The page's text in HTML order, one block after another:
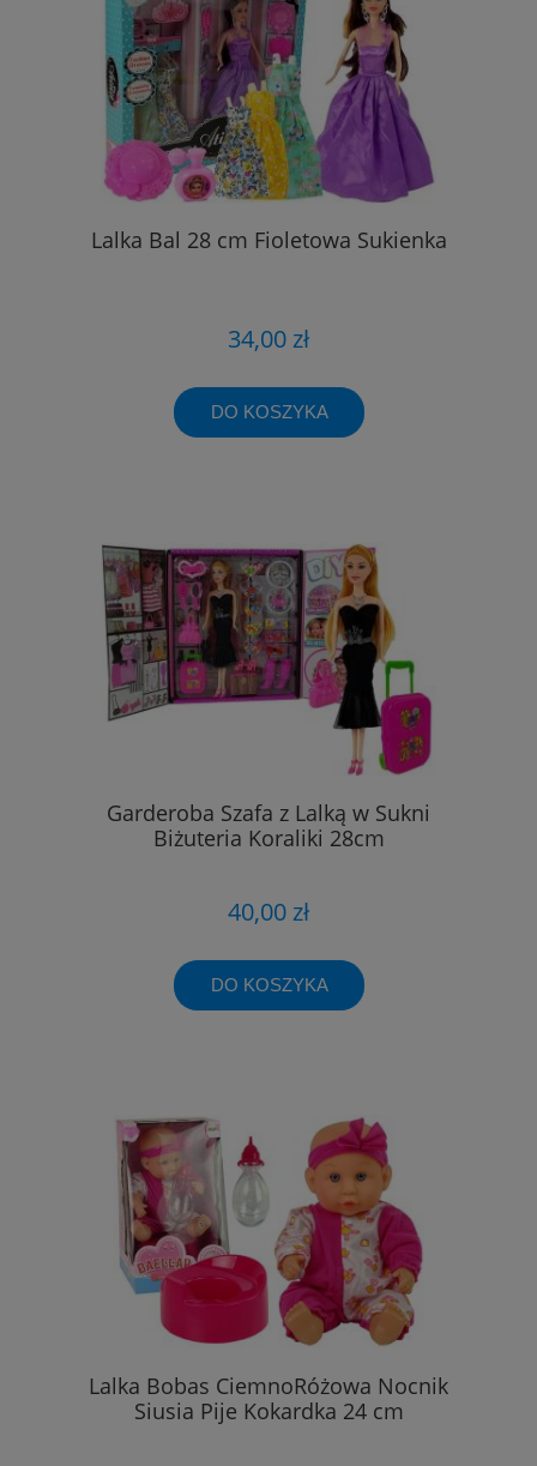
Lalka Bal 28 cm Fioletowa Sukienka
34,00 zł
DO KOSZYKA
Garderoba Szafa z Lalką w Sukni
Biżuteria Koraliki 28cm
40,00 zł
DO KOSZYKA
Lalka Bobas CiemnoRóżowa Nocnik
Siusia Pije Kokardka 24 cm